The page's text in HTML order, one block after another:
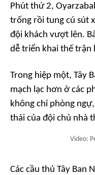
Phút thứ 2,
trống rồi tung cú sút
đội khách vượt lên.
dễ triển khai thế trận
Trong hiệp một, Tây
mạch lạc hơn ở các
không chỉ phòng
thái của đội chủ nhà
Video:
Các cầu thủ Tây Ban